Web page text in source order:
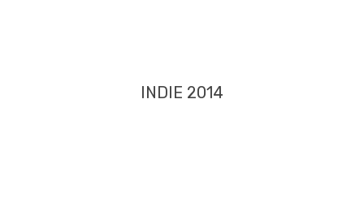
INDIE 2014